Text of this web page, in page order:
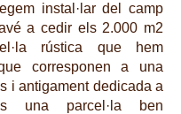
instal·lar del camp
a cedir els 2.000 m2
rústica que hem
corresponen a una
i antigament dedicada a
una parcel·la ben